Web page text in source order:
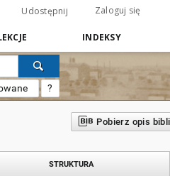
Udostępnij Zaloguj się
INDEKSY
?
Pobierz opis
STRUKTURA